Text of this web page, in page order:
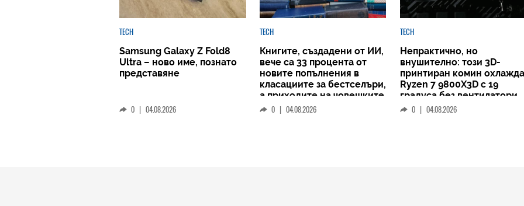
TECH
Samsung Galaxy Z Fold8
Ultra – ново име, познато
представяне
0 | 04.08.2026
TECH
Книгите, създадени от ИИ,
вече са 33 процента от
новите попълнения в
класациите за бестселъри,
а приходите на човешките
автори намаляват
0 | 04.08.2026
TECH
Непрактично, но
внушително: този 3D-
принтиран комин охлажда
Ryzen 7 9800X3D с 19
градуса без вентилатори
0 | 04.08.2026